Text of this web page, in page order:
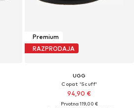
Premium
RAZPRODAJA
UGG
Copat 'Scuff'
94,90 €
Prvotno: 119,00 €